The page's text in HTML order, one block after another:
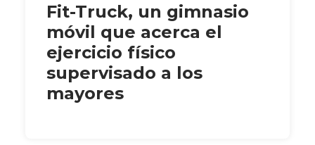
Fit-Truck, un gimnasio
móvil que acerca el
ejercicio físico
supervisado a los
mayores